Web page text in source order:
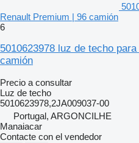
Renault Premium | 96 camión
6
5010623978 luz de techo
camión
Precio a consultar
Luz de techo
5010623978,2JA009037-00
Portugal, ARGONCILHE
Manaiacar
Contacte con el vendedor